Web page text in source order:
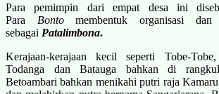
Para pemimpin dari empat desa ini
Para Bontomembentuk organisasi dan
sebagai Patalimbona.
Kerajaan-kerajaan kecil seperti Tobe-
Todanga dan Batauga bahkan di
Betoambari bahkan menikahi putri raja